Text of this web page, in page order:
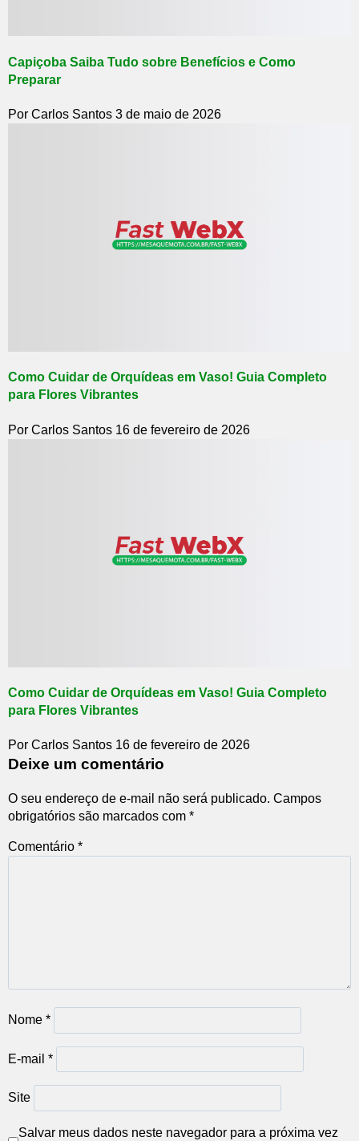
Capiçoba Saiba Tudo sobre Benefícios e Como
Preparar
Por Carlos Santos 3 de maio de 2026
Como Cuidar de Orquídeas em Vaso! Guia Completo
para Flores Vibrantes
Por Carlos Santos 16 de fevereiro de 2026
Como Cuidar de Orquídeas em Vaso! Guia Completo
para Flores Vibrantes
Por Carlos Santos 16 de fevereiro de 2026
Deixe um comentário
O seu endereço de e-mail não será publicado. Campos
obrigatórios são marcados com *
Comentário *
Nome *
E-mail *
Site
Salvar meus dados neste navegador para a próxima vez